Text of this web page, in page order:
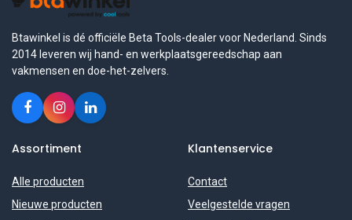
Btawinkel is dé officiële Beta Tools-dealer voor Nederland. Sinds
2014 leveren wij hand- en werkplaatsgereedschap aan
vakmensen en doe-het-zelvers.
Assortiment
Alle producten
Nieuwe producten
Klantenservice
Contact
Veelgestelde vragen